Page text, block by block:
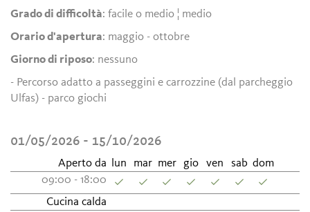
Grado di difficoltà: facile o medio ¦ medio
Orario d'apertura: maggio - ottobre
Giorno di riposo: nessuno
- Percorso adatto a passeggini e carrozzine (dal parcheggio
Ulfas) - parco giochi
01/05/2026 - 15/10/2026
Aperto da lun mar mer gio ven sab dom
09:00 - 18:00
Cucina calda